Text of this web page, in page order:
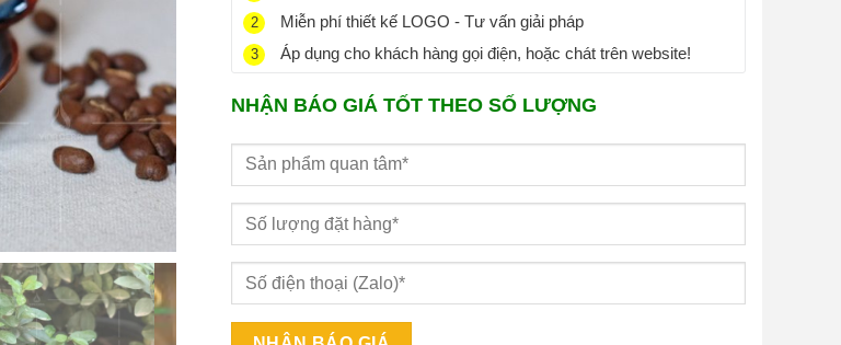
2 Miễn phí thiết kế LOGO - Tư vấn giải pháp
3 Áp dụng cho khách hàng gọi điện, hoặc chát trên website!
NHẬN BÁO GIÁ TỐT THEO SỐ LƯỢNG